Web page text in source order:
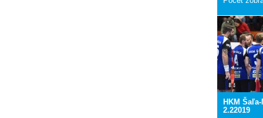
HKM
2.22019